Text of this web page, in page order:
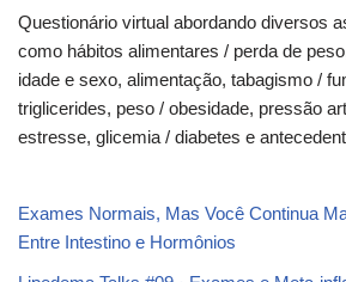
Questionário virtual abordando diversos
como hábitos alimentares / perda de
idade e sexo, alimentação, tabagismo /
triglicerides, peso / obesidade, pressão
estresse, glicemia / diabetes e
Exames Normais, Mas Você Continua
Entre Intestino e Hormônios